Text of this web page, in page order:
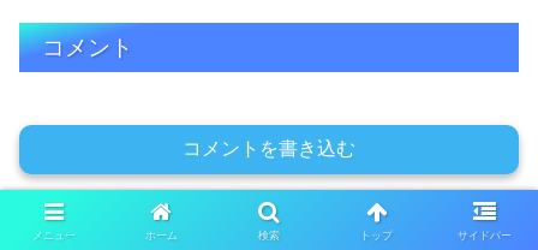
コメント
コメントを書き込む
メニュー ホーム 検索 トップ サイドバー